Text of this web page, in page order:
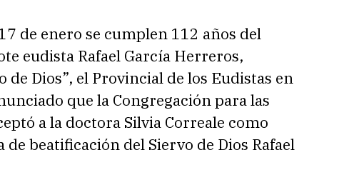
de enero se cumplen 112 años del
eudista Rafael García Herreros,
Dios”, el Provincial de los Eudistas en
que la Congregación para las
a la doctora Silvia Correale como
de beatificación del Siervo de Dios Rafael